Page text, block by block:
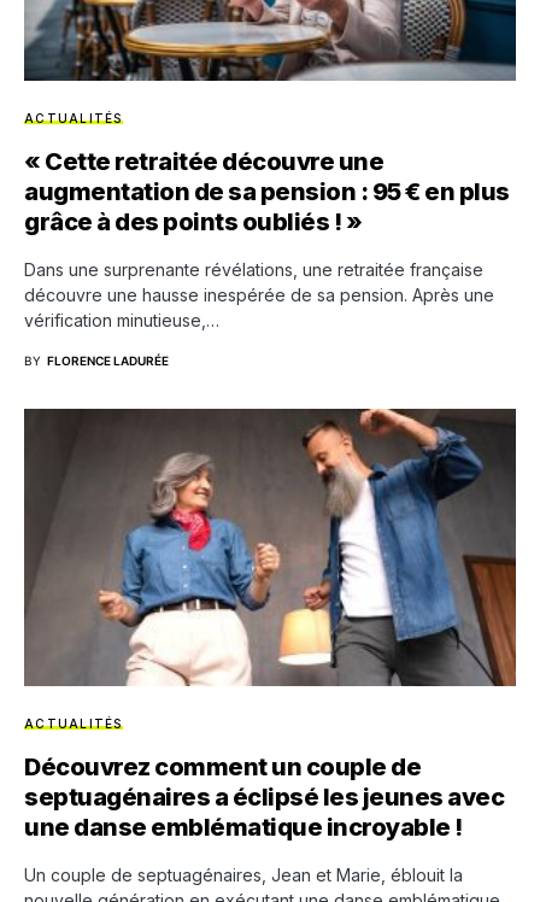
ACTUALITÉS
« Cette retraitée découvre une
augmentation de sa pension : 95 € en plus
grâce à des points oubliés ! »
Dans une surprenante révélations, une retraitée française
découvre une hausse inespérée de sa pension. Après une
vérification minutieuse,…
BY FLORENCE LADURÉE
ACTUALITÉS
Découvrez comment un couple de
septuagénaires a éclipsé les jeunes avec
une danse emblématique incroyable !
Un couple de septuagénaires, Jean et Marie, éblouit la